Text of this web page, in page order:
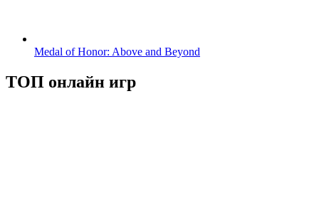
Medal of Honor: Above and Beyond
ТОП онлайн игр